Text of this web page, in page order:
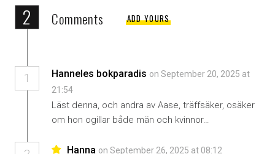
2 Comments ADD YOURS
1 Hanneles bokparadis on September 20, 2025 at
21:54
Läst denna, och andra av Aase, träffsäker, osäker
om hon ogillar både män och kvinnor…
Hanna on September 26, 2025 at 08:12